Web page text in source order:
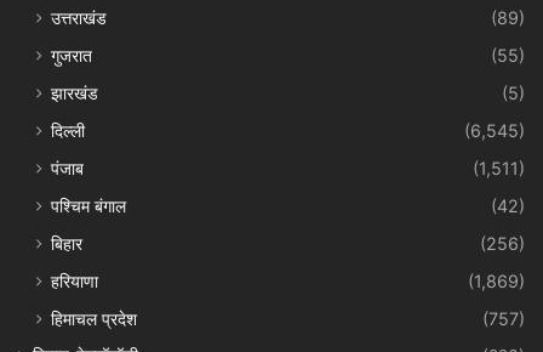
उत्तराखंड
(89)
गुजरात
(55)
झारखंड
(5)
दिल्ली
(6,545)
पंजाब
(1,511)
पश्चिम बंगाल
(42)
बिहार
(256)
हरियाणा
(1,869)
हिमाचल प्रदेश
(757)